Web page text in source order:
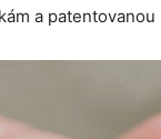
a